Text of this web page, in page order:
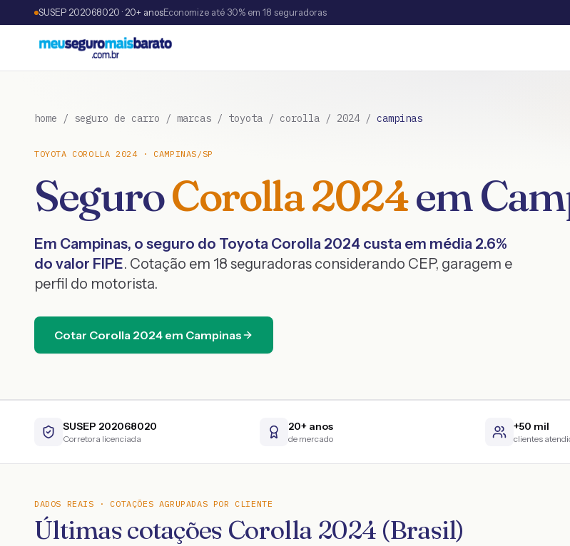
SUSEP 202068020 · 20+ anosEconomize até 30% em 18 seguradoras
home / seguro de carro / marcas / toyota / corolla / 2024/ campinas
TOYOTA COROLLA 2024· CAMPINAS /SP
SeguroCorolla2024em
Em Campinas, o seguro do Toyota Corolla 2024 custa em média 2.6%
do valor FIPE. Cotação em 18 seguradoras considerando CEP, garagem e
perfil do motorista.
Cotar Corolla 2024 em Campinas
SUSEP 202068020
Corretora licenciada
20+ anos
de mercado
+50 mil
clientes
DADOS REAIS · COTAÇÕES AGRUPADAS POR CLIENTE
Últimas cotações Corolla 2024 (Brasil)